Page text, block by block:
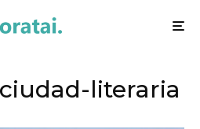
literaria